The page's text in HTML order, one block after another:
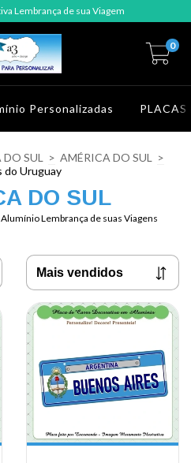
Lembrança de sua Viagem
0
Personalizadas PLACAS
SUL > AMÉRICA DO SUL
>
do Uruguay
DO SUL
Lembrança de suas Viagens